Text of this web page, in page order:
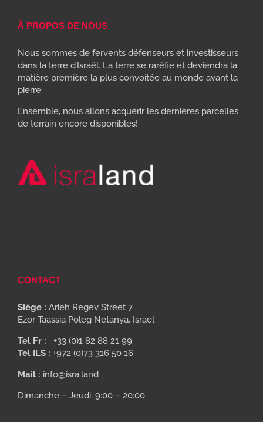
À PROPOS DE NOUS
Nous sommes de fervents défenseurs et investisseurs
dans la terre d’Israël. La terre se raréfie et deviendra la
matière première la plus convoitée au monde avant la
pierre.
Ensemble, nous allons acquérir les dernières parcelles
de terrain encore disponibles!
CONTACT
Siège : Arieh Regev Street 7
Ezor Taassia Poleg Netanya, Israel
Tel Fr : +33 (0)1 82 88 21 99
Tel ILS : +972 (0)73 316 50 16
Mail : info@isra.land
Dimanche – Jeudi: 9:00 – 20:00